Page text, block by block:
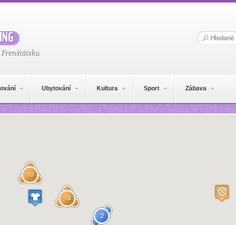
Hledat:
Ubytování Kultura Sport Zábava
18
10
2